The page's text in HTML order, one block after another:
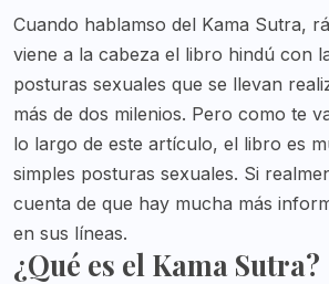
Cuando hablamso del Kama Sutra,
viene a la cabeza el libro hindú con
posturas sexuales que se llevan
más de dos milenios. Pero como te
lo largo de este artículo, el libro es
simples posturas sexuales. Si
cuenta de que hay mucha más
en sus líneas.
¿Qué es el Kama Sutra?